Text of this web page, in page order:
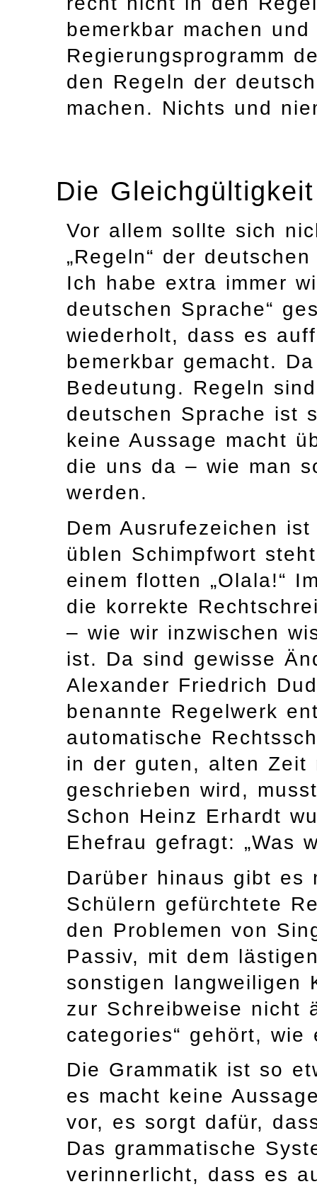
bemerkbar machen
Regierungsprogramm
den Regeln der
machen. Nichts und
Die
Vor allem sollte sich
„Regeln“ der
Ich habe extra immer
deutschen Sprache“
wiederholt, dass es
bemerkbar gemacht.
Bedeutung. Regeln
deutschen Sprache ist
keine Aussage macht
die uns da – wie man
werden.
Dem Ausrufezeichen
üblen Schimpfwort
einem flotten „Olala!“
die korrekte
– wie wir inzwischen
ist. Da sind gewisse
Alexander Friedrich
benannte Regelwerk
automatische
in der guten, alten Zeit
geschrieben wird,
Schon Heinz Erhardt
Ehefrau gefragt: „Was
Darüber hinaus gibt es
Schülern gefürchtete
den Problemen von
Passiv, mit dem
sonstigen langweiligen
zur Schreibweise nicht
categories“ gehört,
Die Grammatik ist so
es macht keine
vor, es sorgt dafür,
Das grammatische
verinnerlicht, dass es